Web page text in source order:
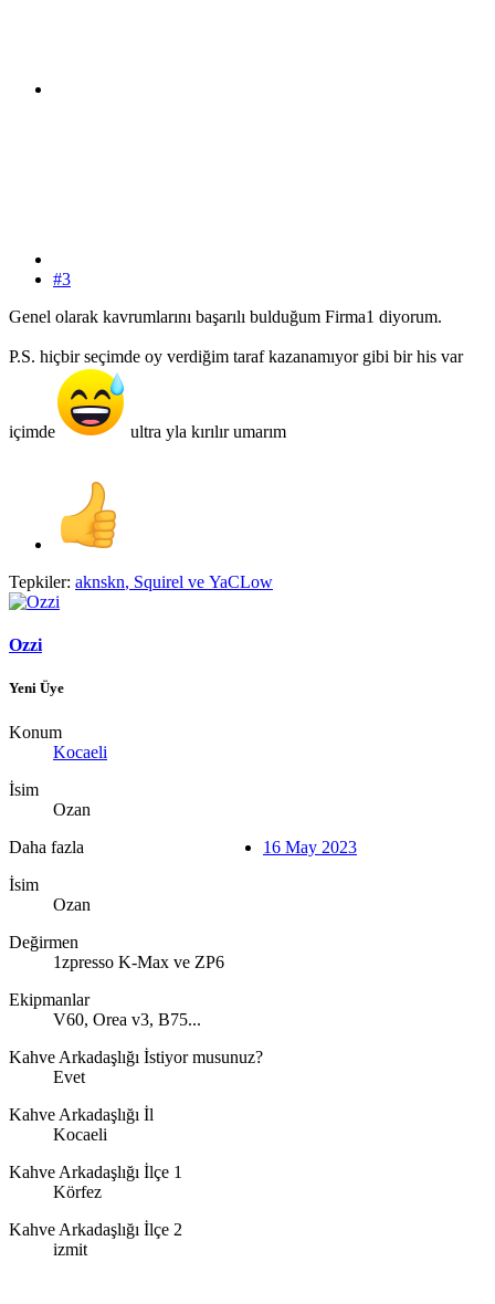
#3
Genel olarak kavrumlarını başarılı bulduğum Firma1 diyorum.
P.S. hiçbir seçimde oy verdiğim taraf kazanamıyor gibi bir his var
içimde ultra yla kırılır umarım
Tepkiler: aknskn, Squirel ve YaCLow
Ozzi
Yeni Üye
Konum
Kocaeli
İsim
Ozan
Daha fazla
İsim
Ozan
Değirmen
1zpresso K-Max ve ZP6
Ekipmanlar
V60, Orea v3, B75...
Kahve Arkadaşlığı İstiyor musunuz?
Evet
Kahve Arkadaşlığı İl
Kocaeli
Kahve Arkadaşlığı İlçe 1
Körfez
Kahve Arkadaşlığı İlçe 2
izmit
16 May 2023